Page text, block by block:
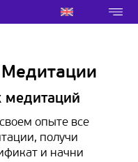
медитаций
опыте все
получи
и начни